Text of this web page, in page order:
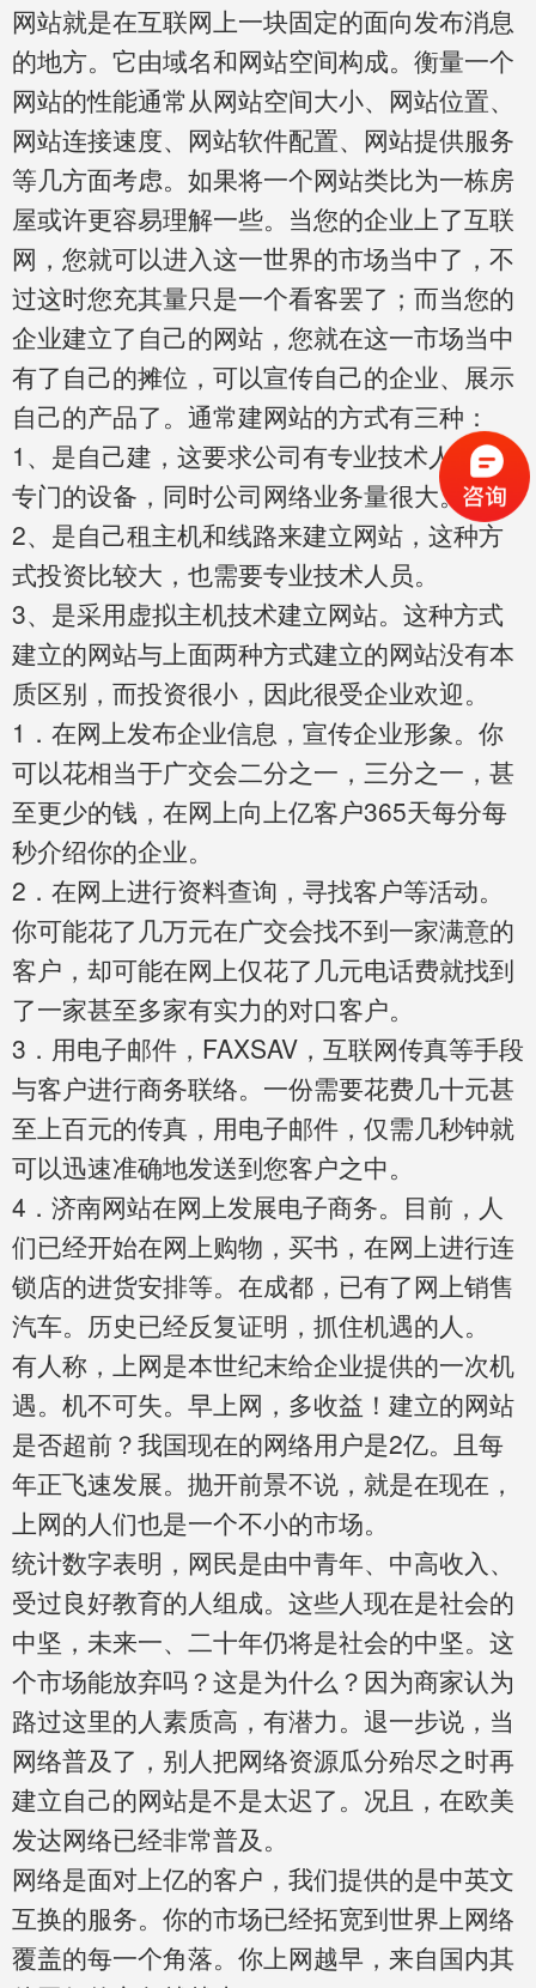
网站就是在互联网上一块固定的面向发布消息
的地方。它由域名和网站空间构成。衡量一个
网站的性能通常从网站空间大小、网站位置、
网站连接速度、网站软件配置、网站提供服务
等几方面考虑。如果将一个网站类比为一栋房
屋或许更容易理解一些。当您的企业上了互联
网，您就可以进入这一世界的市场当中了，不
过这时您充其量只是一个看客罢了；而当您的
企业建立了自己的网站，您就在这一市场当中
有了自己的摊位，可以宣传自己的企业、展示
自己的产品了。通常建网站的方式有三种：
1、是自己建，这要求公司有专业技术人员和
专门的设备，同时公司网络业务量很大。
2、是自己租主机和线路来建立网站，这种方
式投资比较大，也需要专业技术人员。
3、是采用虚拟主机技术建立网站。这种方式
建立的网站与上面两种方式建立的网站没有本
质区别，而投资很小，因此很受企业欢迎。
1．在网上发布企业信息，宣传企业形象。你
可以花相当于广交会二分之一，三分之一，甚
至更少的钱，在网上向 上亿客户365天每分每
秒介绍你的企业。
2．在网上进行资料查询，寻找客户等活动。
你可能花了几万元在广交会找不到一家满意的
客户，却可能在网上仅花了几元电话费就找到
了一家甚至多家有实力的对口客户。
3．用电子邮件，FAXSAV，互联网传真等手段
与客户进行商务联络。一份需要花费几十元甚
至上百元的传真，用电子邮件，仅需几秒钟就
可以迅速准确地发送到您客户之中。
4．济南网站在网上发展电子商务。目前 ，人
们已经开始在网上购物，买书，在网上进行连
锁店的进货安排等。在成都，已有了网上销售
汽车。历史已经反复证明， 抓住机遇的人 。
有人称，上网是本世纪末给企业提供的一次机
遇。机不可失。早上网，多收益！建立的网站
是否超前？我国现在的网络用户是2亿。且每
年正飞速发展。抛开前景不说，就是在现在，
上网的人们也是一个不小的市场。
统计数字表明，网民是由中青年、中高收入、
受过良好教育的人组成。这些人现在是社会的
中坚，未来一、二十年仍将是社会的中坚。这
个市场能放弃吗？这是为什么？因为商家认为
路过这里的人素质高，有潜力。退一步说，当
网络普及了，别人把网络资源瓜分殆尽之时再
建立自己的网站是不是太迟了。况且，在欧美
发达网络已经非常普及。
网络是面对 上亿的客户，我们提供的是中英文
互换的服务。你的市场已经拓宽到世界上网络
覆盖的每一个角落。你上网越早，来自国内其